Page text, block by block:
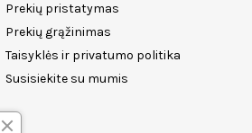
Prekių pristatymas
Prekių grąžinimas
Taisyklės ir privatumo politika
Susisiekite su mumis